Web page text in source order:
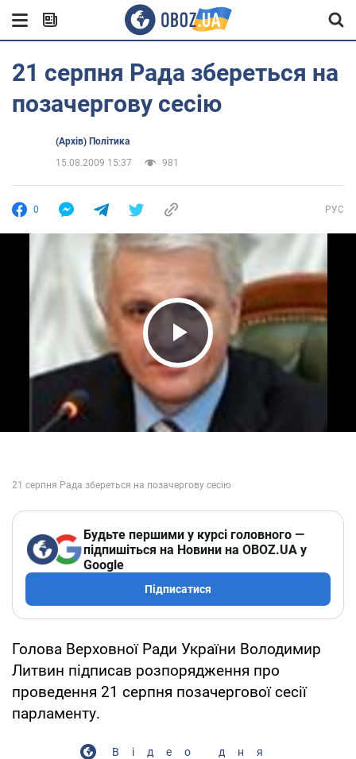
21 серпня Рада збереться на
позачергову сесію
(Архів) Політика
15.08.2009 15:37
981
0 РУС
Play Video
Будьте першими у курсі головного —
підпишіться на Новини на OBOZ.UA у
Google
Підписатися
Голова Верховної Ради України Володимир
Литвин підписав розпорядження про
проведення 21 серпня позачергової сесії
парламенту.
Відео дня